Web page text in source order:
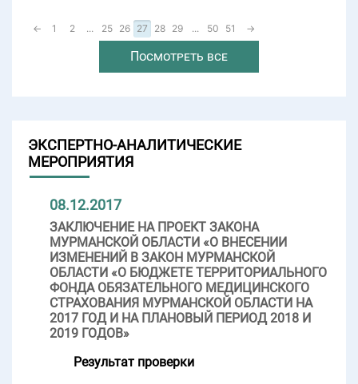
← 1 2 ... 25 26 27 28 29 ... 50 51 →
Посмотреть все
ЭКСПЕРТНО-АНАЛИТИЧЕСКИЕ
МЕРОПРИЯТИЯ
08.12.2017
ЗАКЛЮЧЕНИЕ НА ПРОЕКТ ЗАКОНА
МУРМАНСКОЙ ОБЛАСТИ «О ВНЕСЕНИИ
ИЗМЕНЕНИЙ В ЗАКОН МУРМАНСКОЙ
ОБЛАСТИ «О БЮДЖЕТЕ ТЕРРИТОРИАЛЬНОГО
ФОНДА ОБЯЗАТЕЛЬНОГО МЕДИЦИНСКОГО
СТРАХОВАНИЯ МУРМАНСКОЙ ОБЛАСТИ НА
2017 ГОД И НА ПЛАНОВЫЙ ПЕРИОД 2018 И
2019 ГОДОВ»
Результат проверки